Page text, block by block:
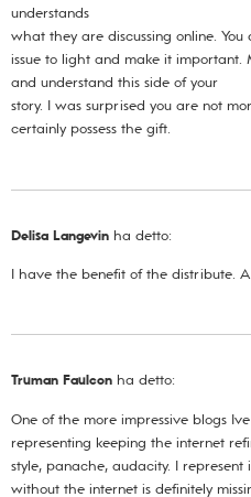
understands
what they are discussing online.
issue to light and make it
and understand this side of your
story. I was surprised you are not
certainly possess the gift.
Delisa Langevin ha detto:
I have the benefit of the distribute.
Truman Faulcon ha detto:
One of the more impressive blogs
representing keeping the internet
style, panache, audacity. I
without the internet is definitely